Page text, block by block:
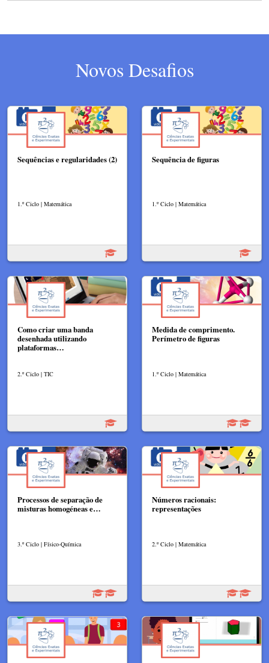
Novos Desafios
Sequências e regularidades (2)
1.º Ciclo | Matemática
Sequência de figuras
1.º Ciclo | Matemática
Como criar uma banda
desenhada utilizando
plataformas…
2.º Ciclo | TIC
Medida de comprimento.
Perímetro de figuras
1.º Ciclo | Matemática
Processos de separação de
misturas homogéneas e…
3.º Ciclo | Físico-Química
Números racionais:
representações
2.º Ciclo | Matemática